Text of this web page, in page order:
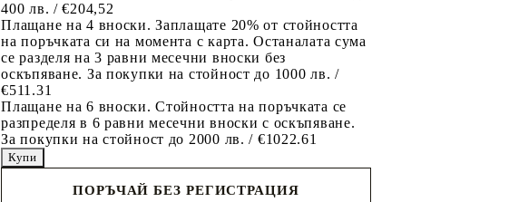
400 лв. / €204,52
Плащане на 4 вноски. Заплащате 20% от стойността
на поръчката си на момента с карта. Останалата сума
се разделя на 3 равни месечни вноски без
оскъпяване. За покупки на стойност до 1000 лв. /
€511.31
Плащане на 6 вноски. Стойността на поръчката се
разпределя в 6 равни месечни вноски с оскъпяване.
За покупки на стойност до 2000 лв. / €1022.61
ПОРЪЧАЙ БЕЗ РЕГИСТРАЦИЯ